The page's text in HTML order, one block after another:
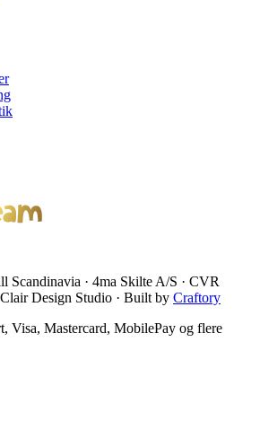
Scandinavia · 4ma Skilte A/S · CVR
Design Studio · Built by Craftory